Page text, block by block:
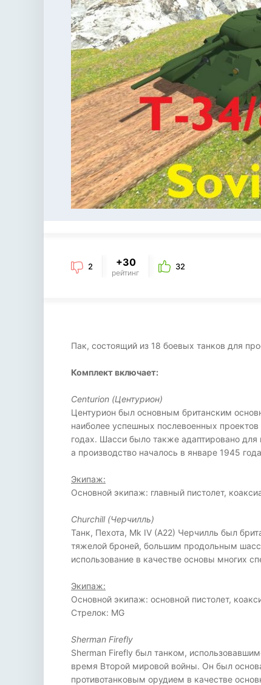
2 +30
рейтинг
32
Пак, состоящий из 18 боевых танков для
Комплект включает:
Centurion (Центурион)
Центурион был основным британским
наиболее успешных послевоенных
годах. Шасси было также адаптировано для
а производство началось в январе 1945
Экипаж:
Основной экипаж: главный пистолет,
Churchill (Черчилль)
Танк, Пехота, Mk IV (A22) Черчилль был
тяжелой броней, большим продольным
использование в качестве основы многих
Экипаж:
Основной экипаж: основной пистолет,
Стрелок: MG
Sherman Firefly
Sherman Firefly был танком,
время Второй мировой войны. Он был
противотанковым орудием в качестве